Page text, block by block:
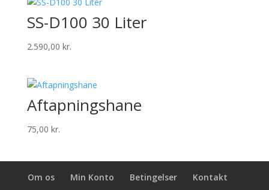
SS-D100 30 Liter
2.590,00 kr.
Aftapningshane
75,00 kr.
Om os Min Konto Betingelser Kontakt